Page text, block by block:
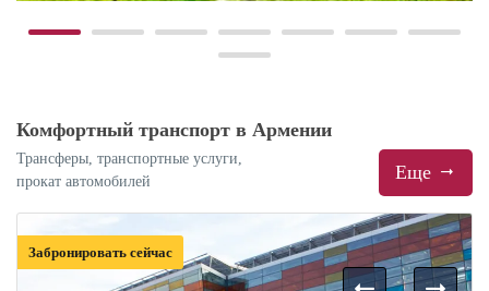
Комфортный транспорт в Армении
Еще
Трансферы, транспортные услуги,
прокат автомобилей
Забронировать сейчас